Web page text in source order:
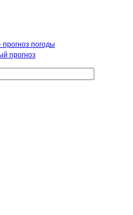
погоды
прогноз